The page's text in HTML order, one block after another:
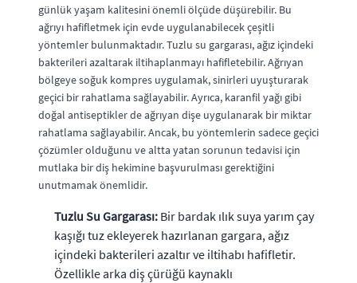
günlük yaşam kalitesini önemli ölçüde düşürebilir. Bu
ağrıyı hafifletmek için evde uygulanabilecek çeşitli
yöntemler bulunmaktadır. Tuzlu su gargarası, ağız içindeki
bakterileri azaltarak iltihaplanmayı hafifletebilir. Ağrıyan
bölgeye soğuk kompres uygulamak, sinirleri uyuşturarak
geçici bir rahatlama sağlayabilir. Ayrıca, karanfil yağı gibi
doğal antiseptikler de ağrıyan dişe uygulanarak bir miktar
rahatlama sağlayabilir. Ancak, bu yöntemlerin sadece geçici
çözümler olduğunu ve altta yatan sorunun tedavisi için
mutlaka bir diş hekimine başvurulması gerektiğini
unutmamak önemlidir.
Tuzlu Su Gargarası: Bir bardak ılık suya yarım çay
kaşığı tuz ekleyerek hazırlanan gargara, ağız
içindeki bakterileri azaltır ve iltihabı hafifletir.
Özellikle arka diş çürüğü kaynaklı